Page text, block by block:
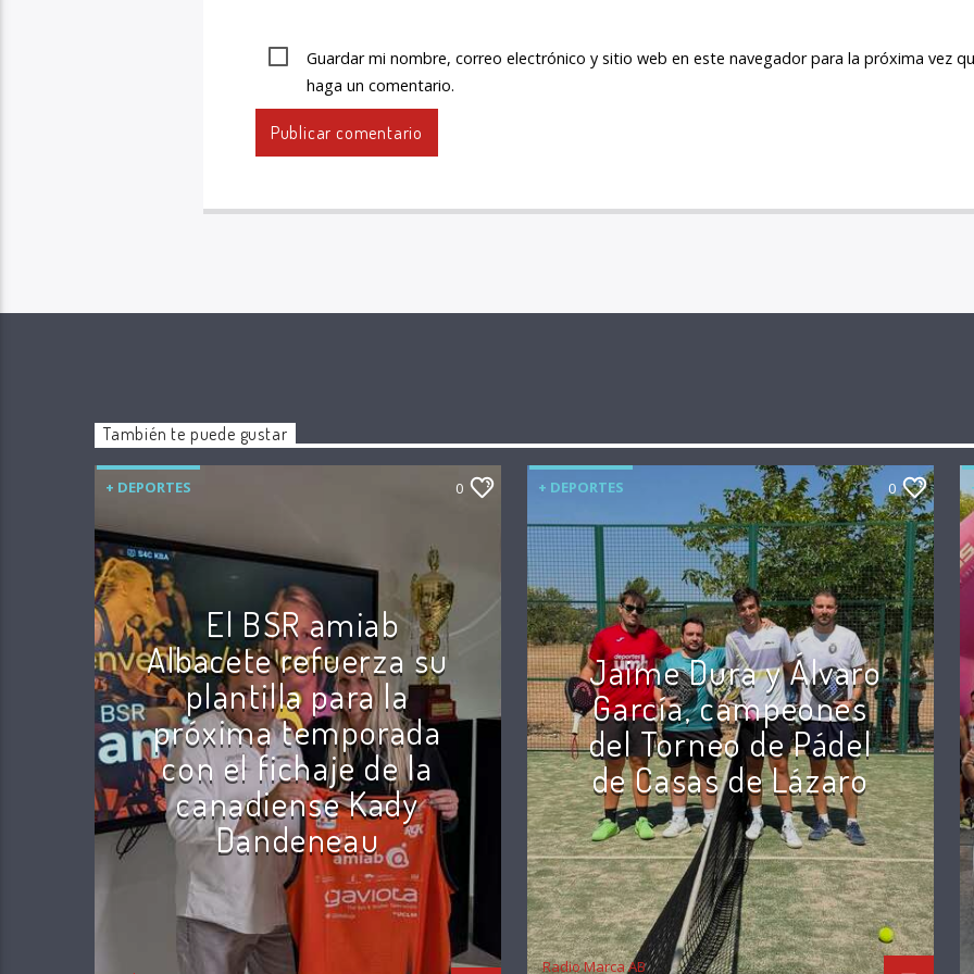
Guardar mi nombre, correo electrónico y sitio web en este navegador para la próxima vez
haga un comentario.
También te puede gustar
+ DEPORTES 0
El BSR amiab
Albacete refuerza su
plantilla para la
próxima temporada
con el fichaje de la
canadiense Kady
Dandeneau
+ DEPORTES 0
Jaime Dura y Álvaro
García, campeones
del Torneo de Pádel
de Casas de Lázaro
Radio Marca AB